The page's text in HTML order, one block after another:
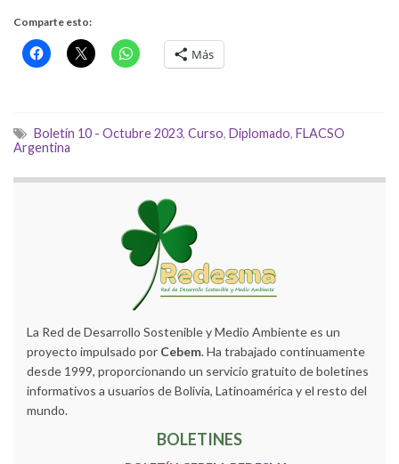
Comparte esto:
Más
Boletín 10 - Octubre 2023, Curso, Diplomado, FLACSO
Argentina
La Red de Desarrollo Sostenible y Medio Ambiente es un
proyecto impulsado por Cebem. Ha trabajado continuamente
desde 1999, proporcionando un servicio gratuito de boletines
informativos a usuarios de Bolivia, Latinoamérica y el resto del
mundo.
BOLETINES